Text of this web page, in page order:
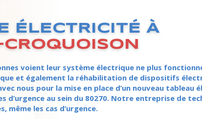
ÉLECTRICITÉ À
voient leur système électrique ne plus
et également la réhabilitation de dispositifs
nous pour la mise en place d’un nouveau
d’urgence au sein du 80270. Notre entreprise de
les cas d’urgence.